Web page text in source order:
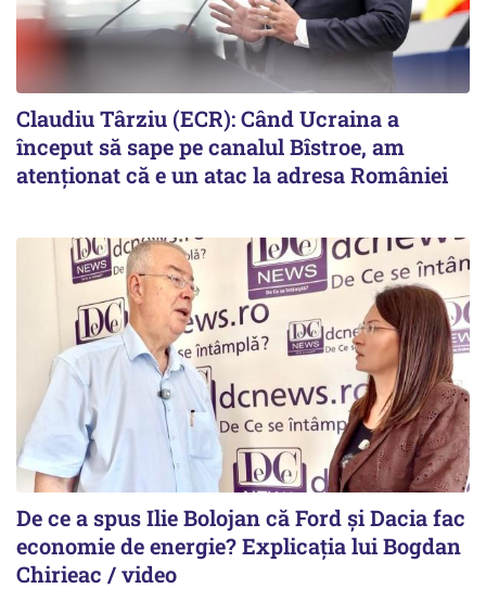
Claudiu Târziu (ECR): Când Ucraina a
început să sape pe canalul Bîstroe, am
atenționat că e un atac la adresa României
De ce a spus Ilie Bolojan că Ford și Dacia fac
economie de energie? Explicația lui Bogdan
Chirieac / video